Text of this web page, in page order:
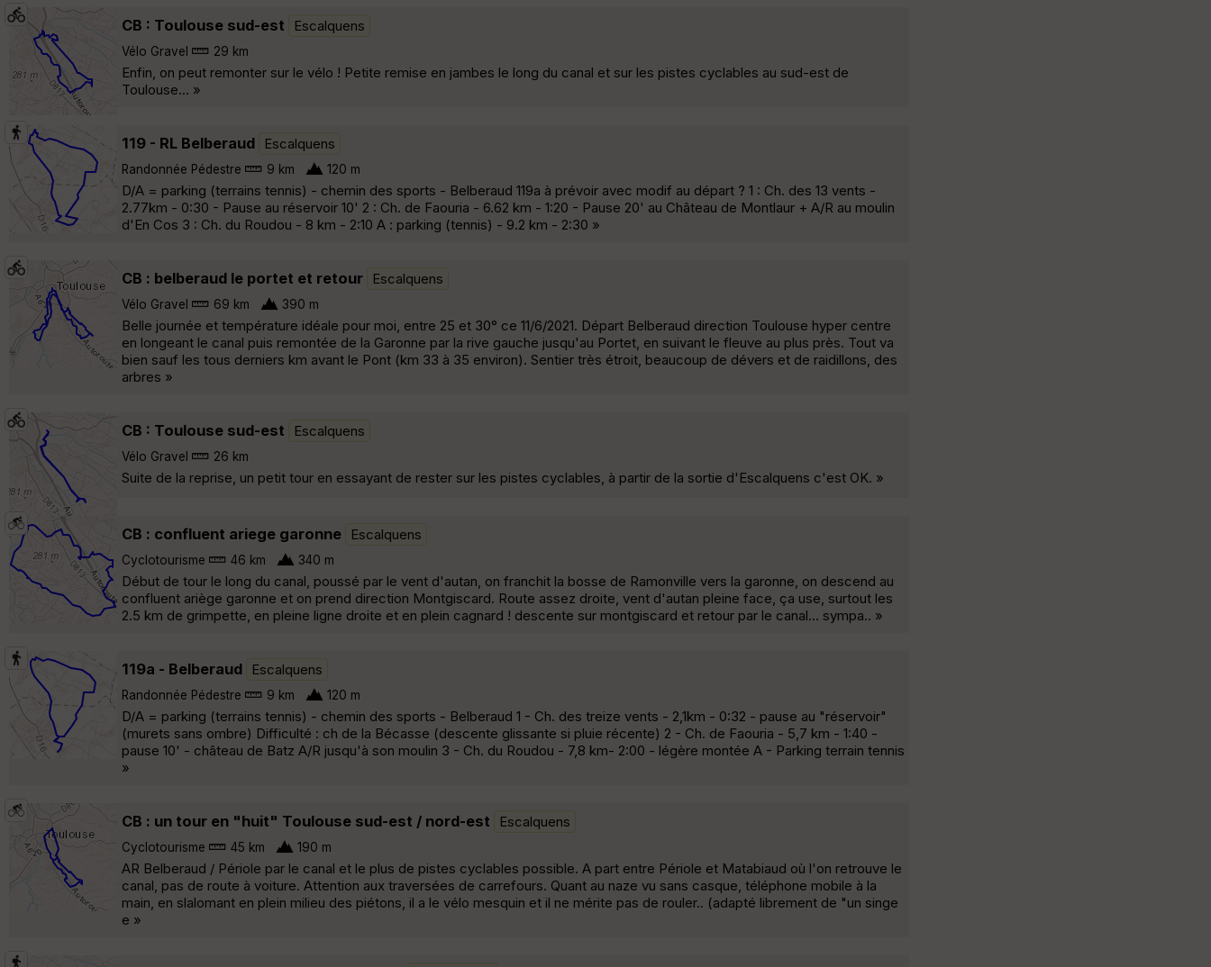
CB : Toulouse sud-est Escalquens
Vélo Gravel 29 km
Enfin, on peut remonter sur le vélo ! Petite remise en jambes le long du canal et sur les pistes cyclables au sud-est de
Toulouse... »
119 - RL Belberaud Escalquens
Randonnée Pédestre 9 km 120 m
D/A = parking (terrains tennis) - chemin des sports - Belberaud 119a à prévoir avec modif au départ ? 1 : Ch. des 13 vents -
2.77km - 0:30 - Pause au réservoir 10' 2 : Ch. de Faouria - 6.62 km - 1:20 - Pause 20' au Château de Montlaur + A/R au moulin
d'En Cos 3 : Ch. du Roudou - 8 km - 2:10 A : parking (tennis) - 9.2 km - 2:30 »
CB : belberaud le portet et retour Escalquens
Vélo Gravel 69 km 390 m
Belle journée et température idéale pour moi, entre 25 et 30° ce 11/6/2021. Départ Belberaud direction Toulouse hyper centre
en longeant le canal puis remontée de la Garonne par la rive gauche jusqu'au Portet, en suivant le fleuve au plus près. Tout va
bien sauf les tous derniers km avant le Pont (km 33 à 35 environ). Sentier très étroit, beaucoup de dévers et de raidillons, des
arbres »
CB : Toulouse sud-est Escalquens
Vélo Gravel 26 km
Suite de la reprise, un petit tour en essayant de rester sur les pistes cyclables, à partir de la sortie d'Escalquens c'est OK. »
CB : confluent ariege garonne Escalquens
Cyclotourisme 46 km 340 m
Début de tour le long du canal, poussé par le vent d'autan, on franchit la bosse de Ramonville vers la garonne, on descend au
confluent ariège garonne et on prend direction Montgiscard. Route assez droite, vent d'autan pleine face, ça use, surtout les
2.5 km de grimpette, en pleine ligne droite et en plein cagnard ! descente sur montgiscard et retour par le canal... sympa.. »
119a - Belberaud Escalquens
Randonnée Pédestre 9 km 120 m
D/A = parking (terrains tennis) - chemin des sports - Belberaud 1 - Ch. des treize vents - 2,1km - 0:32 - pause au "réservoir"
(murets sans ombre) Difficulté : ch de la Bécasse (descente glissante si pluie récente) 2 - Ch. de Faouria - 5,7 km - 1:40 -
pause 10' - château de Batz A/R jusqu'à son moulin 3 - Ch. du Roudou - 7,8 km- 2:00 - légère montée A - Parking terrain tennis
»
CB : un tour en "huit" Toulouse sud-est / nord-est Escalquens
Cyclotourisme 45 km 190 m
AR Belberaud / Périole par le canal et le plus de pistes cyclables possible. A part entre Périole et Matabiaud où l'on retrouve le
canal, pas de route à voiture. Attention aux traversées de carrefours. Quant au naze vu sans casque, téléphone mobile à la
main, en slalomant en plein milieu des piétons, il a le vélo mesquin et il ne mérite pas de rouler.. (adapté librement de "un singe
e »